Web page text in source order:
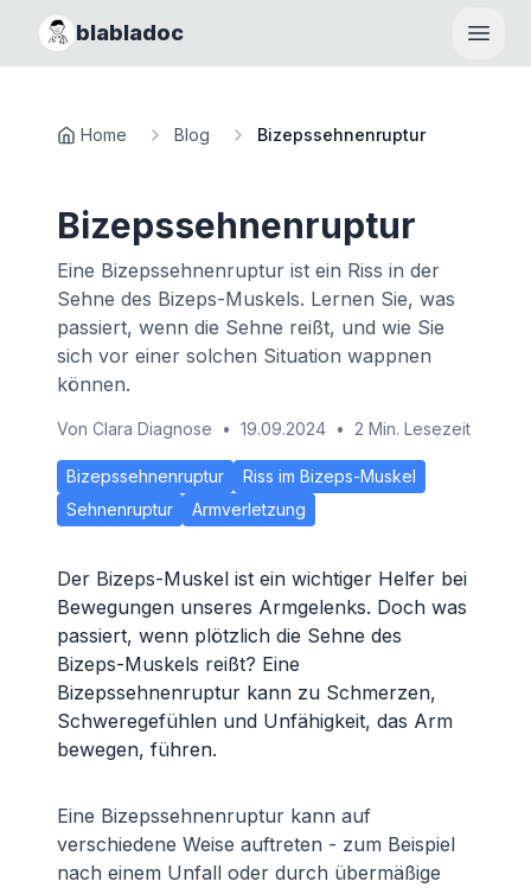
blabladoc
Home Blog Bizepssehnenruptur
Bizepssehnenruptur
Eine Bizepssehnenruptur ist ein Riss in der
Sehne des Bizeps-Muskels. Lernen Sie, was
passiert, wenn die Sehne reißt, und wie Sie
sich vor einer solchen Situation wappnen
können.
Von Clara Diagnose • 19.09.2024 • 2 Min. Lesezeit
Bizepssehnenruptur
Riss im Bizeps-Muskel
Sehnenruptur
Armverletzung
Der Bizeps-Muskel ist ein wichtiger Helfer bei
Bewegungen unseres Armgelenks. Doch was
passiert, wenn plötzlich die Sehne des
Bizeps-Muskels reißt? Eine
Bizepssehnenruptur kann zu Schmerzen,
Schweregefühlen und Unfähigkeit, das Arm
bewegen, führen.
Eine Bizepssehnenruptur kann auf
verschiedene Weise auftreten - zum Beispiel
nach einem Unfall oder durch übermäßige